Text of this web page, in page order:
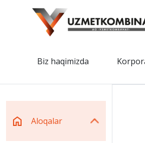
Biz haqimizda
Aloqalar